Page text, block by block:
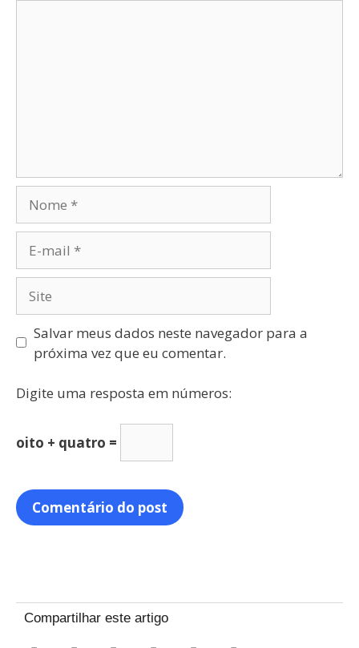
Salvar meus dados neste navegador para a
próxima vez que eu comentar.
Digite uma resposta em números:
oito + quatro =
Compartilhar este artigo